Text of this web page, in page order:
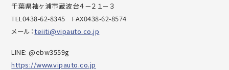
千葉県袖ヶ浦市蔵波台４－２１－３
TEL0438-62-8345 FAX0438-62-8574
メール：teiiti@vipauto.co.jp
LINE: @ebw3559g
https://www.vipauto.co.jp